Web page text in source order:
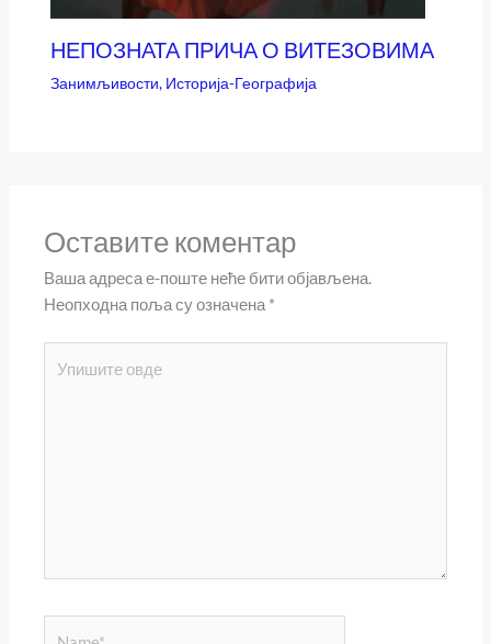
НЕПОЗНАТА ПРИЧА О ВИТЕЗОВИМА
Занимљивости, Историја-Географија
Оставите коментар
Ваша адреса е-поште неће бити објављена.
Неопходна поља су означена *
овде